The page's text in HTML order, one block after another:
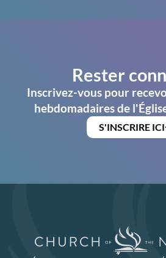
Rester
Inscrivez-vous pour
hebdomadaires de
S'INSCRIRE ICI